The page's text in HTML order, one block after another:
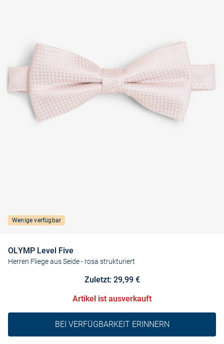
Wenige verfügbar
OLYMP Level Five
Herren Fliege aus Seide- rosa strukturiert
Zuletzt: 29,99 €
Artikel ist ausverkauft
BEI VERFÜGBARKEIT ERINNERN